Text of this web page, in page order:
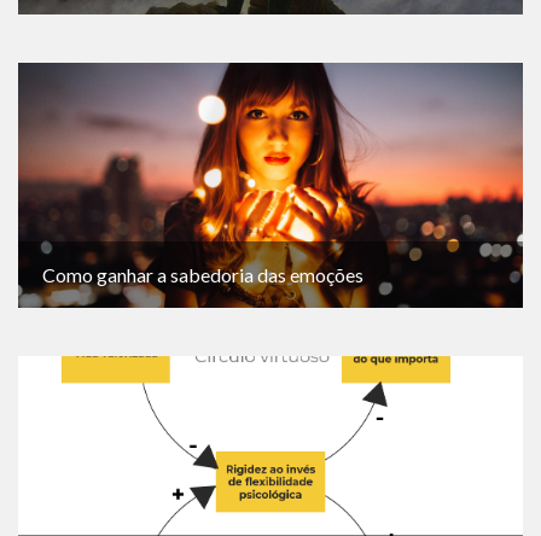
Como ganhar a sabedoria das emoções